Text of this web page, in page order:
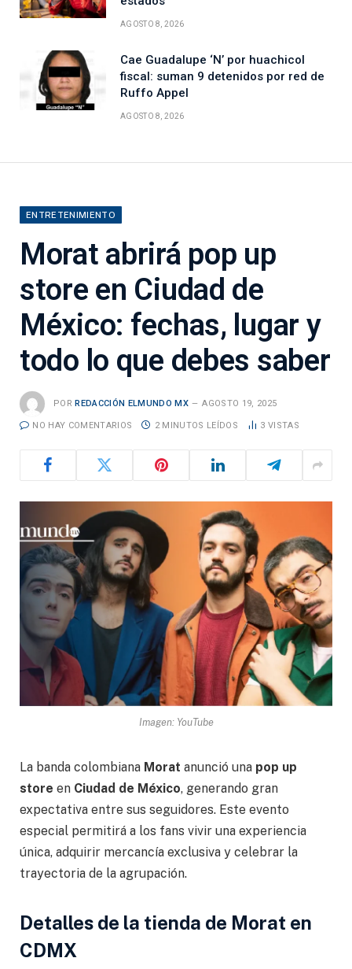
AGOSTO 8, 2026
Cae Guadalupe ‘N’ por huachicol
fiscal: suman 9 detenidos por red de
Ruffo Appel
AGOSTO 8, 2026
ENTRETENIMIENTO
Morat abrirá pop up
store en Ciudad de
México: fechas, lugar y
todo lo que debes saber
POR REDACCIÓN ELMUNDO MX AGOSTO 19, 2025
NO HAY COMENTARIOS 2 MINUTOS LEÍDOS 3 VISTAS
Imagen: YouTube
La banda colombiana Morat anunció una pop up
store en Ciudad de México, generando gran
expectativa entre sus seguidores. Este evento
especial permitirá a los fans vivir una experiencia
única, adquirir mercancía exclusiva y celebrar la
trayectoria de la agrupación.
Detalles de la tienda de Morat en
CDMX